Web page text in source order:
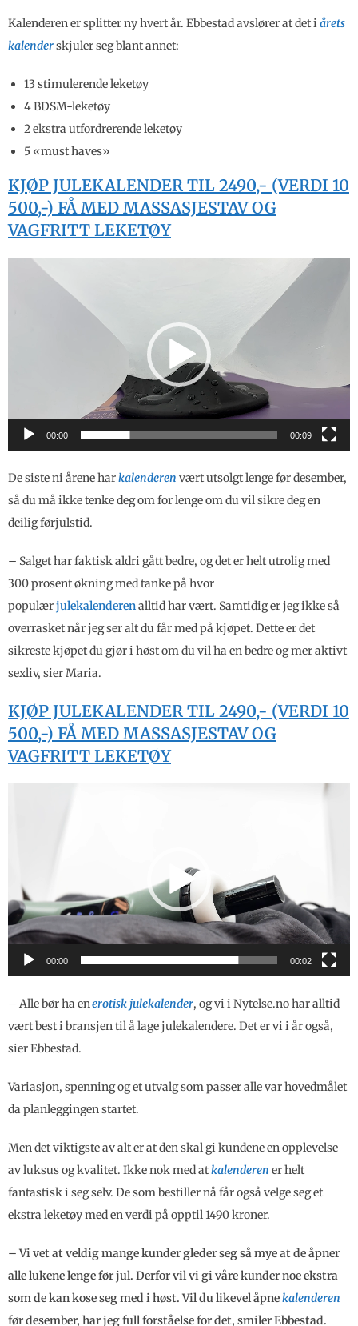
Kalenderen er splitter ny hvert år. Ebbestad avslører at det iårets
kalenderskjuler seg blant annet:
13 stimulerende leketøy
4 BDSM-leketøy
2 ekstra utfordrerende leketøy
5 «must haves»
KJØP JULEKALENDER TIL 2490,- (VERDI 10
500,-) FÅ MED MASSASJESTAV OG
VAGFRITT LEKETØY
Videoavspiller
00:00 00:09
De siste ni årene harkalenderen vært utsolgt lenge før desember,
så du må ikke tenke deg om for lenge om du vil sikre deg en
deilig førjulstid.
– Salget har faktisk aldri gått bedre, og det er helt utrolig med
300 prosent økning med tanke på hvor
populærjulekalenderenalltid har vært. Samtidig er jeg ikke så
overrasket når jeg ser alt du får med på kjøpet. Dette er det
sikreste kjøpet du gjør i høst om du vil ha en bedre og mer aktivt
sexliv, sier Maria.
KJØP JULEKALENDER TIL 2490,- (VERDI 10
500,-) FÅ MED MASSASJESTAV OG
VAGFRITT LEKETØY
00:00 00:02
– Alle bør ha enerotisk julekalender, og vi i Nytelse.no har alltid
vært best i bransjen til å lage julekalendere. Det er vi i år også,
sier Ebbestad.
Variasjon, spenning og et utvalg som passer alle var hovedmålet
da planleggingen startet.
Men det viktigste av alt er at den skal gi kundene en opplevelse
av luksus og kvalitet. Ikke nok med atkalenderen er helt
fantastisk i seg selv. De som bestiller nå får også velge seg et
ekstra leketøy med en verdi på opptil 1490 kroner.
– Vi vet at veldig mange kunder gleder seg så mye at de åpner
alle lukene lenge før jul. Derfor vil vi gi våre kunder noe ekstra
som de kan kose seg med i høst. Vil du likevel åpnekalenderen
før desember, har jeg full forståelse for det, smiler Ebbestad.